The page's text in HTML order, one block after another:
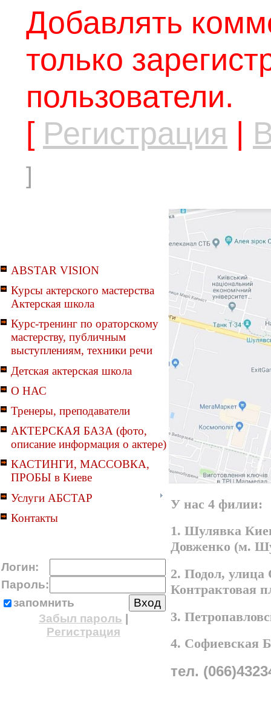
Добавлять
только
пользователи.
[ Регистрация |
]
ABSTAR VISION
Курсы актерского мастерства
Актерская школа
Курс-тренинг по ораторскому
мастерству, публичным
выступлениям, техники речи
Детская актерская школа
О НАС
Тренеры, преподаватели
АКТЕРСКАЯ БАЗА (фото,
описание информация о актере)
КАСТИНГИ, МАССОВКА,
ПРОБЫ в Киеве
Услуги АБСТАР
Контакты
Логин:
Пароль:
запомнить
Забыл пароль
Регистрация
У нас 4 филии:
1. Шулявка
Довженко (м.
2. Подол,
Контрактовая
3.
4. Софиевская
тел.